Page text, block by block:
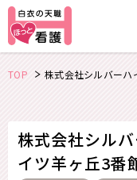
TOP 株式会社シルバー
株式会社シル
イツ羊ヶ丘3番